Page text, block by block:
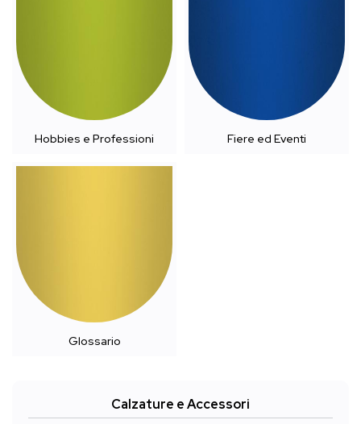
Hobbies e Professioni Fiere ed Eventi
Glossario
Calzature e Accessori